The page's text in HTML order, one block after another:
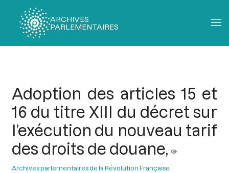
ARCHIVES
PARLEMENTAIRES
Adoption des articles 15 et
16 du titre XIII du décret sur
l’exécution du nouveau tarif
des droits de douane,
Archives parlementaires de la Révolution Française